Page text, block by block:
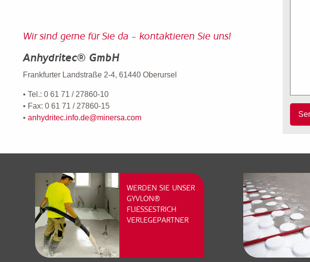
Wir sind gerne für Sie da - kontaktieren Sie uns!
Anhydritec® GmbH
Frankfurter Landstraße 2-4, 61440 Oberursel
• Tel.: 0 61 71 / 27860-10
• Fax: 0 61 71 / 27860-15
• anhydritec.info.de@minersa.com
WERDEN SIE UNSER
GYVLON®
FLIESSESTRICH
VERLEGEPARTNER